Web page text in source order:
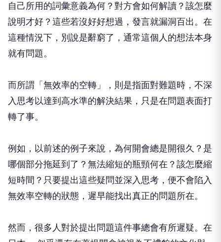
自己所用的詞彙意義為何？對方會如何解讀？該怎麼
說明才好？這些若沒好好想過，發言就漏洞百出。在
這種情況下，別說是辭窮了，通常這個人的想法本身
就有問題。
而所謂「無效率的空轉」，則是指面對難題時，不深
入思考以達到高水準的解決結果，只是在問題表面打
轉了事。
例如，以前述的例子來說，為何開會總是開很久？是
哪個部分拖延到了？無法縮短的瓶頸何在？該怎麼縮
短時間？只要提出這些疑問並深入思考，便不會陷入
無效率空轉的狀態，遲早能找出真正的問題所在。
然而，很多人對於提出問題這件事總會有所遲疑。在